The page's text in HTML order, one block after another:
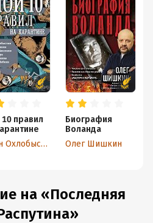
правил
Иван Охлобыстин
Биография
Воланда
Олег Шишкин
на «Последняя